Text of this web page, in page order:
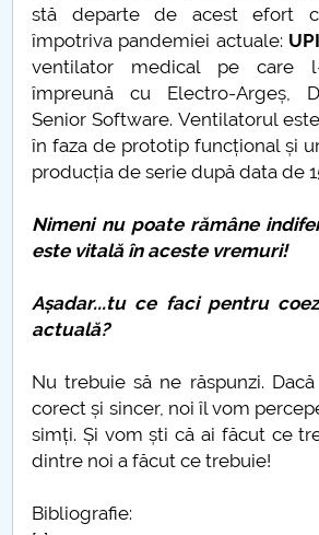
stă departe de acest efort
împotriva pandemiei actuale:
ventilator medical pe care
împreună cu Electro-Argeș,
Senior Software. Ventilatorul
în faza de prototip funcțional și
producția de serie după data de
Nimeni nu poate rămâne
este vitală în aceste vremuri!
Așadar...tu ce faci pentru
actuală?
Nu trebuie să ne răspunzi.
corect și sincer, noi îl vom
simți. Și vom ști că ai făcut ce
dintre noi a făcut ce trebuie!
Bibliografie: